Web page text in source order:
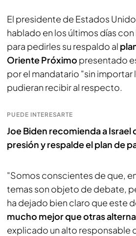
El presidente de Estados
hablado en los últimos días con
para pedirles su respaldo al
Oriente Próximo presentado
por el mandatario "sin importar
pudieran recibir al respecto.
PUEDE INTERESARTE
Joe Biden recomienda a Israel
presión y respalde el plan de
"Somos conscientes de que,
temas son objeto de debate,
ha dejado bien claro que este
mucho mejor que otras
explicado un alto responsable